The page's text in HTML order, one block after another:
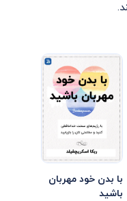
با بدن خود مهربان
باشید